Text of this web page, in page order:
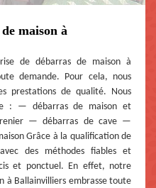
maison à
de débarras de maison à
demande. Pour cela, nous
prestations de qualité. Nous
: — débarras de maison et
— débarras de cave —
Grâce à la qualification de
des méthodes fiables et
et ponctuel. En effet, notre
à Ballainvilliers embrasse toute